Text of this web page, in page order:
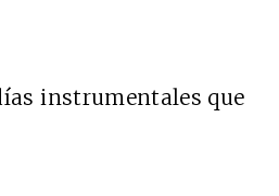
instrumentales que